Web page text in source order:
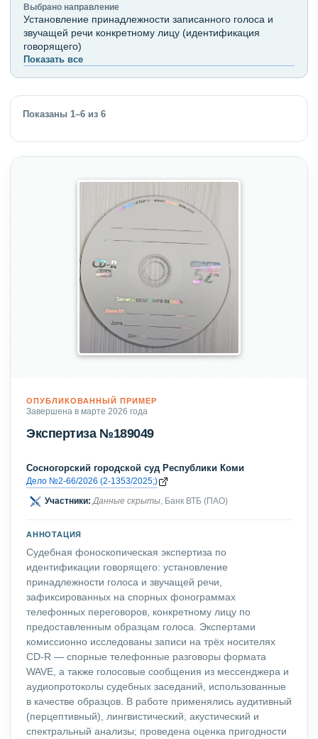
Выбрано направление
Установление принадлежности записанного голоса и
звучащей речи конкретному лицу (идентификация
говорящего)
Показать все
Показаны 1–6 из 6
ОПУБЛИКОВАННЫЙ ПРИМЕР
Завершена в марте 2026 года
Экспертиза №189049
Сосногорский городской суд Республики Коми
Дело №2-66/2026 (2-1353/2025;)
Участники: Данные скрыты, Банк ВТБ (ПАО)
АННОТАЦИЯ
Судебная фоноскопическая экспертиза по
идентификации говорящего: установление
принадлежности голоса и звучащей речи,
зафиксированных на спорных фонограммах
телефонных переговоров, конкретному лицу по
предоставленным образцам голоса. Экспертами
комиссионно исследованы записи на трёх носителях
CD-R — спорные телефонные разговоры формата
WAVE, а также голосовые сообщения из мессенджера и
аудиопротоколы судебных заседаний, использованные
в качестве образцов. В работе применялись аудитивный
(перцептивный), лингвистический, акустический и
спектральный анализы; проведена оценка пригодности